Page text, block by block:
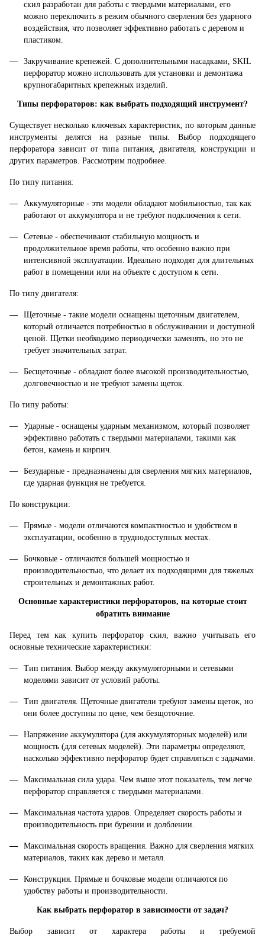
скил разработан для работы с твердыми материалами, его
можно переключить в режим обычного сверления без ударного
воздействия, что позволяет эффективно работать с деревом и
пластиком.
Закручивание крепежей. С дополнительными насадками, SKIL
перфоратор можно использовать для установки и демонтажа
крупногабаритных крепежных изделий.
Типы перфораторов: как выбрать подходящий инструмент?
Существует несколько ключевых характеристик, по которым данные
инструменты делятся на разные типы. Выбор подходящего
перфоратора зависит от типа питания, двигателя, конструкции и
других параметров. Рассмотрим подробнее.
По типу питания:
Аккумуляторные - эти модели обладают мобильностью, так как
работают от аккумулятора и не требуют подключения к сети.
Сетевые - обеспечивают стабильную мощность и
продолжительное время работы, что особенно важно при
интенсивной эксплуатации. Идеально подходят для длительных
работ в помещении или на объекте с доступом к сети.
По типу двигателя:
Щеточные - такие модели оснащены щеточным двигателем,
который отличается потребностью в обслуживании и доступной
ценой. Щетки необходимо периодически заменять, но это не
требует значительных затрат.
Бесщеточные - обладают более высокой производительностью,
долговечностью и не требуют замены щеток.
По типу работы:
Ударные - оснащены ударным механизмом, который позволяет
эффективно работать с твердыми материалами, такими как
бетон, камень и кирпич.
Безударные - предназначены для сверления мягких материалов,
где ударная функция не требуется.
По конструкции:
Прямые - модели отличаются компактностью и удобством в
эксплуатации, особенно в труднодоступных местах.
Бочковые - отличаются большей мощностью и
производительностью, что делает их подходящими для тяжелых
строительных и демонтажных работ.
Основные характеристики перфораторов, на которые стоит
обратить внимание
Перед тем как купить перфоратор скил, важно учитывать его
основные технические характеристики:
Тип питания. Выбор между аккумуляторными и сетевыми
моделями зависит от условий работы.
Тип двигателя. Щеточные двигатели требуют замены щеток, но
они более доступны по цене, чем безщоточние.
Напряжение аккумулятора (для аккумуляторных моделей) или
мощность (для сетевых моделей). Эти параметры определяют,
насколько эффективно перфоратор будет справляться с задачами.
Максимальная сила удара. Чем выше этот показатель, тем легче
перфоратор справляется с твердыми материалами.
Максимальная частота ударов. Определяет скорость работы и
производительность при бурении и долблении.
Максимальная скорость вращения. Важно для сверления мягких
материалов, таких как дерево и металл.
Конструкция. Прямые и бочковые модели отличаются по
удобству работы и производительности.
Как выбрать перфоратор в зависимости от задач?
Выбор зависит от характера работы и требуемой